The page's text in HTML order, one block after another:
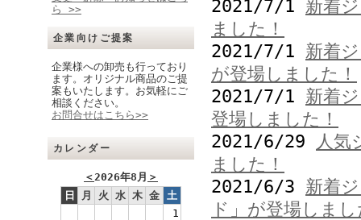
ら >>
企業向けご提案
企業様への卸売も行っており
ます。オリジナル商品のご提
案もいたします。お気軽にご
相談ください。
お問合せはこちら>>
カレンダー
＜2026年8月 ＞
日
月 火 水 木 金 土
1
2021/7/1 新着
ました！
2021/7/1 新着
が登場しました！
2021/7/1 新着
登場しました！
2021/6/29
人気
ました！
2021/6/3 新着
ド」が登場しま